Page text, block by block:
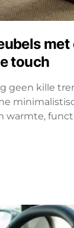
met
touch
geen kille
warmte,